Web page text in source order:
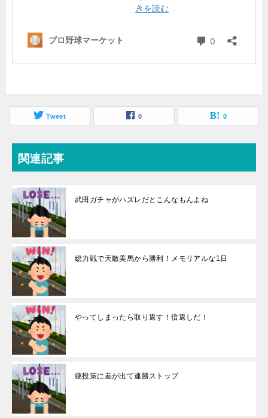
Tweet 0 0
関連記事
武田ガチャがハズレだとこんなもんよね
総力戦で天敵美馬から勝利！メモリアルな1日
やってしまったら取り返す！倍返しだ！
継投策に差が出て連勝ストップ